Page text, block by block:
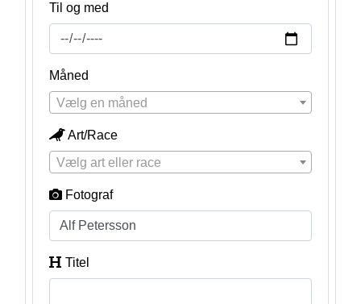
Til og med
Måned
Vælg en måned
Art/Race
Vælg art eller race
Fotograf
Titel